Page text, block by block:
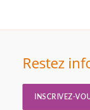
Restez
INSCRIVEZ-